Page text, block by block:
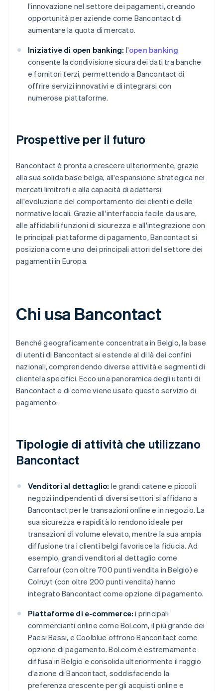
l'innovazione nel settore dei pagamenti, creando
opportunità per aziende come Bancontact di
aumentare la quota di mercato.
Iniziative di open banking: l'open banking
consente la condivisione sicura dei dati tra banche
e fornitori terzi, permettendo a Bancontact di
offrire servizi innovativi e di integrarsi con
numerose piattaforme.
Prospettive per il futuro
Bancontact è pronta a crescere ulteriormente, grazie
alla sua solida base belga, all'espansione strategica nei
mercati limitrofi e alla capacità di adattarsi
all'evoluzione del comportamento dei clienti e delle
normative locali. Grazie all'interfaccia facile da usare,
alle affidabili funzioni di sicurezza e all'integrazione con
le principali piattaforme di pagamento, Bancontact si
posiziona come uno dei principali attori del settore dei
pagamenti in Europa.
Chi usa Bancontact
Benché geograficamente concentrata in Belgio, la base
di utenti di Bancontact si estende al di là dei confini
nazionali, comprendendo diverse attività e segmenti di
clientela specifici. Ecco una panoramica degli utenti di
Bancontact e di come viene usato questo servizio di
pagamento:
Tipologie di attività che utilizzano
Bancontact
Venditori al dettaglio: le grandi catene e piccoli
negozi indipendenti di diversi settori si affidano a
Bancontact per le transazioni online e in negozio. La
sua sicurezza e rapidità lo rendono ideale per
transazioni di volume elevato, mentre la sua ampia
diffusione tra i clienti belgi favorisce la fiducia. Ad
esempio, grandi venditori al dettaglio come
Carrefour (con oltre 700 punti vendita in Belgio) e
Colruyt (con oltre 200 punti vendita) hanno
integrato Bancontact come opzione di pagamento.
Piattaforme di e-commerce: i principali
commercianti online come Bol.com, il più grande dei
Paesi Bassi, e Coolblue offrono Bancontact come
opzione di pagamento. Bol.com è estremamente
diffusa in Belgio e consolida ulteriormente il raggio
d'azione di Bancontact, soddisfacendo la
preferenza crescente per gli acquisti online e